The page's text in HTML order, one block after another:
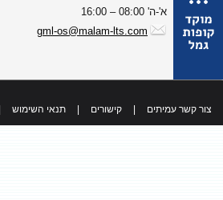
א'-ה' 08:00 – 16:00
gml-os@malam-lts.com
צור קשר עמיתים קישורים תנאי השימוש